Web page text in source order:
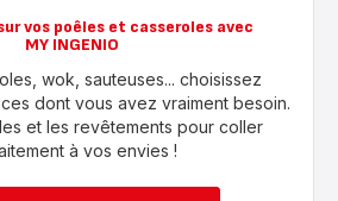
vos poêles et casseroles avec
MY INGENIO
wok, sauteuses... choisissez
dont vous avez vraiment besoin.
et les revêtements pour coller
à vos envies !